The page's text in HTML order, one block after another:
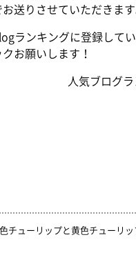
送りさせていただきます
ランキングに登録してい
クお願いします！
人気ブログ
チューリップと黄色チューリッ